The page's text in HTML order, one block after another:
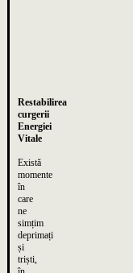
Restabilirea
curgerii
Energiei
Vitale
Există
momente
în
care
ne
simțim
deprimați
și
triști,